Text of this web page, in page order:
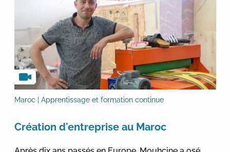
Maroc | Apprentissage et formation continue
Création d'entreprise au Maroc